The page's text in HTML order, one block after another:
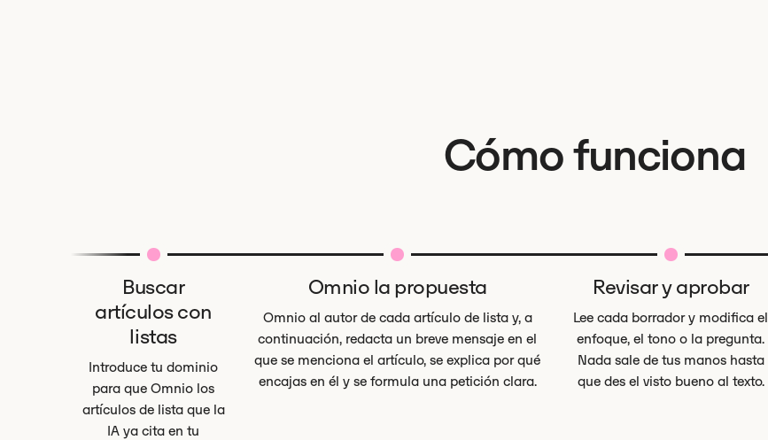
Cómo funciona
Buscar
artículos con
listas
Introduce tu dominio
para que Omnio los
artículos de lista que la
IA ya cita en tu
Omnio la propuesta
Omnio al autor de cada artículo de lista y, a
continuación, redacta un breve mensaje en el
que se menciona el artículo, se explica por qué
encajas en él y se formula una petición clara.
Revisar y aprobar
Lee cada borrador y modifica el
enfoque, el tono o la pregunta.
Nada sale de tus manos hasta
que des el visto bueno al texto.